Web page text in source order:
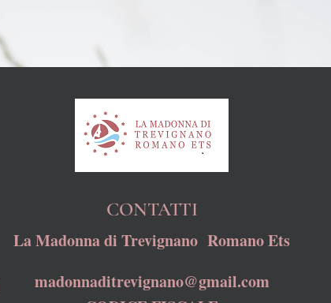
CONTATTI
La Madonna di Trevignano Romano Ets
madonnaditrevignano@gmail.com